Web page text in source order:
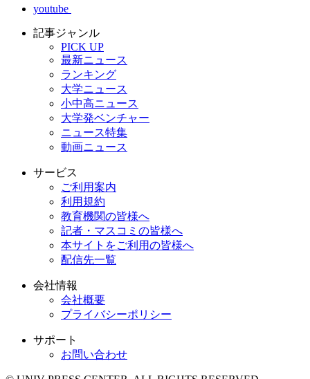
youtube
記事ジャンル
PICK UP
最新ニュース
ランキング
大学ニュース
小中高ニュース
大学発ベンチャー
ニュース特集
動画ニュース
サービス
ご利用案内
利用規約
教育機関の皆様へ
記者・マスコミの皆様へ
本サイトをご利用の皆様へ
配信先一覧
会社情報
会社概要
プライバシーポリシー
サポート
お問い合わせ